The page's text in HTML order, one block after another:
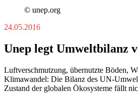
© unep.org
24.05.2016
Unep legt Umweltbilanz
Luftverschmutzung, übernutzte Böden,
Klimawandel: Die Bilanz des UN-
Zustand der globalen Ökosysteme fällt